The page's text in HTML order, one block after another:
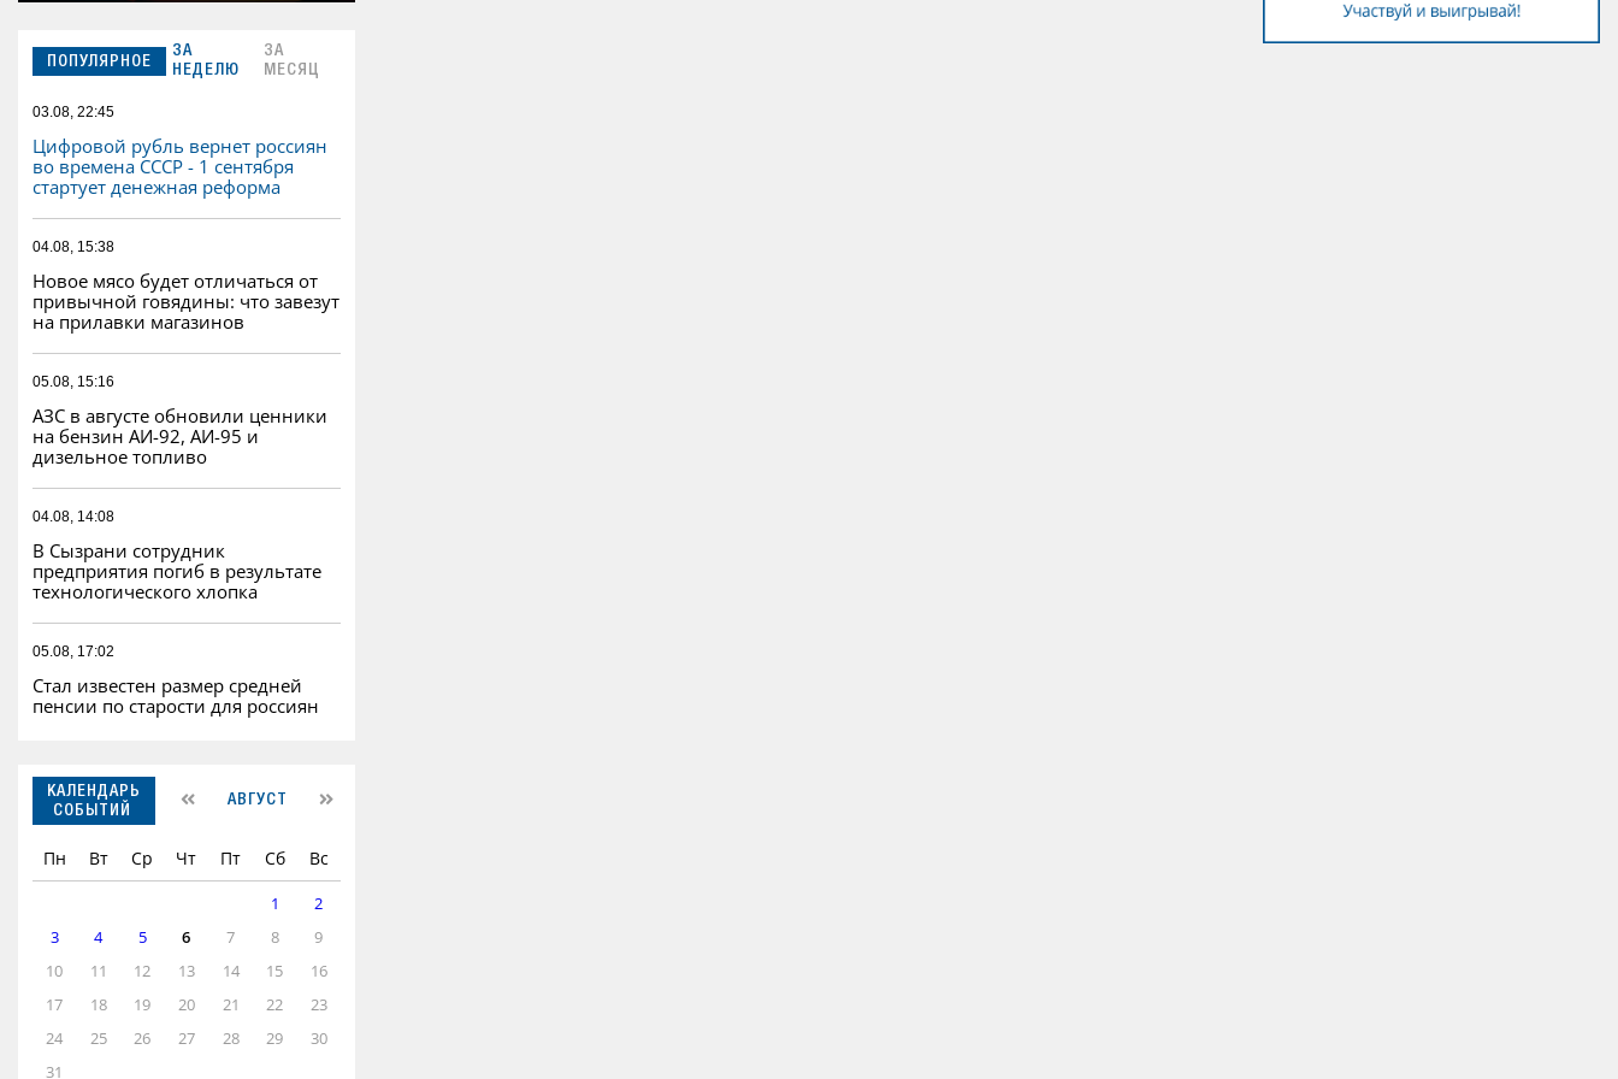
ПОПУЛЯРНОЕ
ЗА
НЕДЕЛЮ
ЗА
МЕСЯЦ
03.08, 22:45
Цифровой рубль вернет россиян
во времена СССР - 1 сентября
стартует денежная реформа
04.08, 15:38
Новое мясо будет отличаться от
привычной говядины: что завезут
на прилавки магазинов
05.08, 15:16
АЗС в августе обновили ценники
на бензин АИ-92, АИ-95 и
дизельное топливо
04.08, 14:08
В Сызрани сотрудник
предприятия погиб в результате
технологического хлопка
05.08, 17:02
Стал известен размер средней
пенсии по старости для россиян
КАЛЕНДАРЬ
СОБЫТИЙ
АВГУСТ
Пн Вт Ср Чт Пт Сб Вс
1
2
3
4 5 6 7 8
9
10
11 12 13 14 15
16
17
18 19 20 21 22
23
24
25 26 27 28 29
30
31